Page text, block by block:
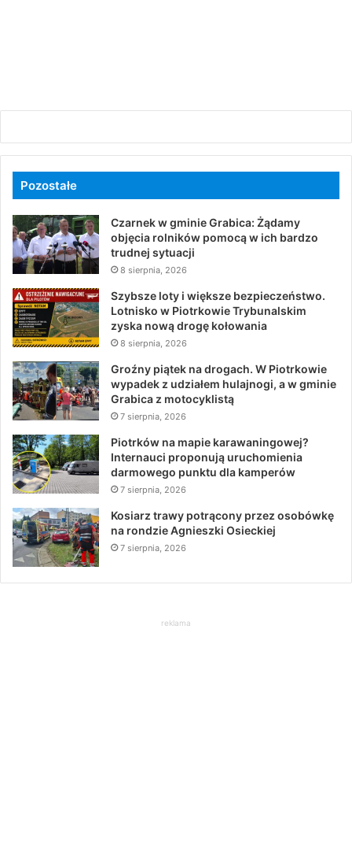
Pozostałe
Czarnek w gminie Grabica: Żądamy
objęcia rolników pomocą w ich bardzo
trudnej sytuacji
8 sierpnia, 2026
Szybsze loty i większe bezpieczeństwo.
Lotnisko w Piotrkowie Trybunalskim
zyska nową drogę kołowania
8 sierpnia, 2026
Groźny piątek na drogach. W Piotrkowie
wypadek z udziałem hulajnogi, a w gminie
Grabica z motocyklistą
7 sierpnia, 2026
Piotrków na mapie karawaningowej?
Internauci proponują uruchomienia
darmowego punktu dla kamperów
7 sierpnia, 2026
Kosiarz trawy potrącony przez osobówkę
na rondzie Agnieszki Osieckiej
7 sierpnia, 2026
reklama